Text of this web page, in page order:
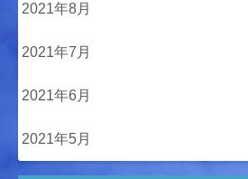
2021年8月
2021年7月
2021年6月
2021年5月